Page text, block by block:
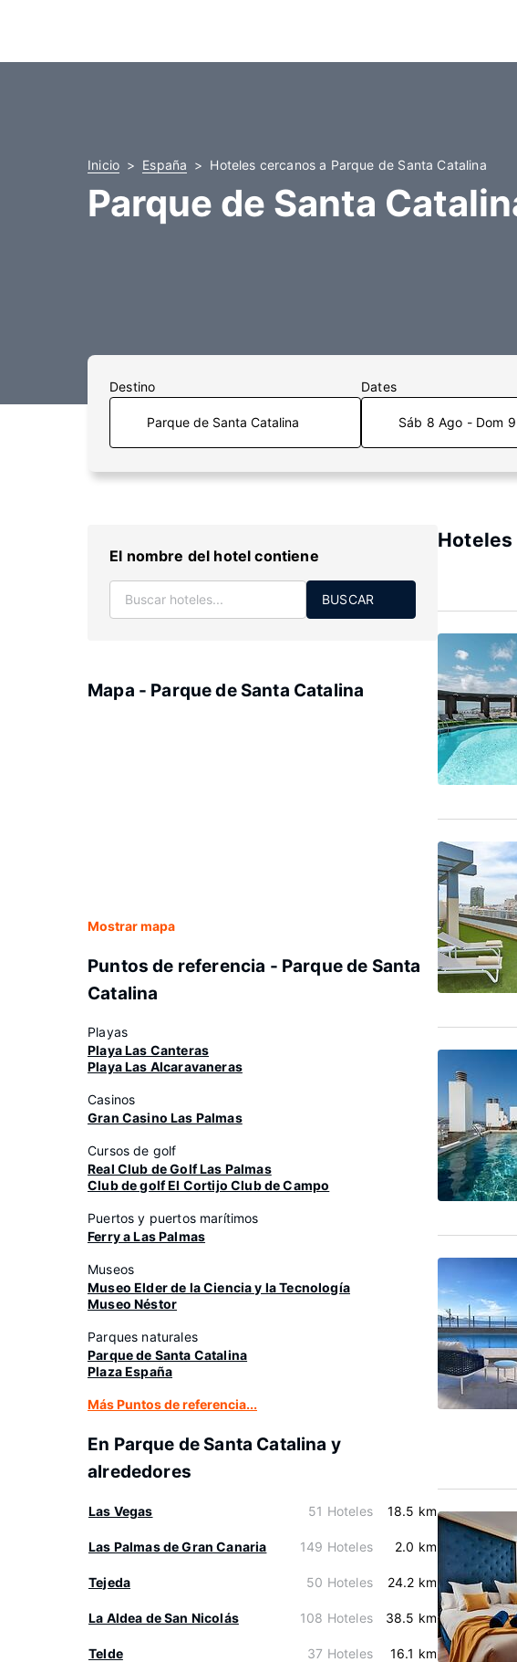
Inicio España Hoteles cercanos a Parque de Santa Catalina
Parque de Santa
Destino Dates
Sáb 8 Ago - Dom
El nombre del hotel contiene
BUSCAR
Mapa - Parque de Santa Catalina
Mostrar mapa
Puntos de referencia - Parque de Santa
Catalina
Playas
Playa Las Canteras
Playa Las Alcaravaneras
Casinos
Gran Casino Las Palmas
Cursos de golf
Real Club de Golf Las Palmas
Club de golf El Cortijo Club de Campo
Puertos y puertos marítimos
Ferry a Las Palmas
Museos
Museo Elder de la Ciencia y la Tecnología
Museo Néstor
Parques naturales
Parque de Santa Catalina
Plaza España
Más Puntos de referencia...
En Parque de Santa Catalina y
alrededores
Las Vegas 51 Hoteles 18.5 km
Las Palmas de Gran Canaria 149 Hoteles 2.0 km
Tejeda 50 Hoteles 24.2 km
La Aldea de San Nicolás 108 Hoteles 38.5 km
Telde 37 Hoteles 16.1 km
Hoteles